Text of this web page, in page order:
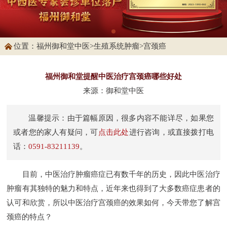
位置：福州御和堂中医>生殖系统肿瘤>宫颈癌
福州御和堂提醒中医治疗宫颈癌哪些好处
来源：御和堂中医
温馨提示：由于篇幅原因，很多内容不能详尽，如果您
或者您的家人有疑问，可点击此处进行咨询，或直接拨打电
话：0591-83211139。
目前，中医治疗肿瘤癌症已有数千年的历史，因此中医治疗
肿瘤有其独特的魅力和特点，近年来也得到了大多数癌症患者的
认可和欣赏，所以中医治疗宫颈癌的效果如何，今天带您了解宫
颈癌的特点？